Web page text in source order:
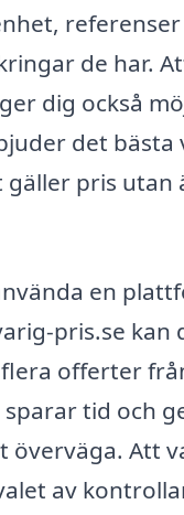
de har.
dig också
det bästa
gäller pris utan
en
pris.se kan
offerter
tid och
överväga. Att
av